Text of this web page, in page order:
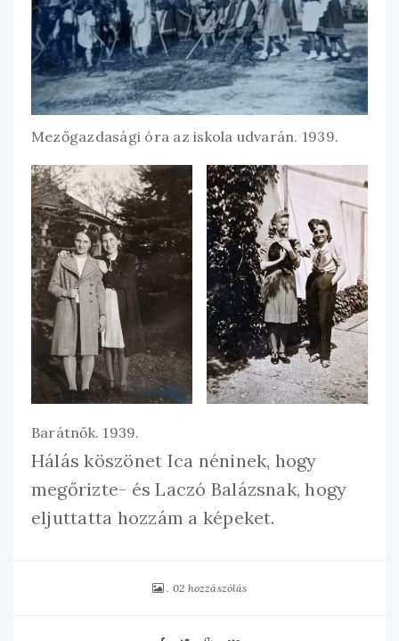
Mezőgazdasági óra az iskola udvarán. 1939.
Barátnők. 1939.
Hálás köszönet Ica néninek, hogy
megőrizte- és Laczó Balázsnak, hogy
eljuttatta hozzám a képeket.
02 hozzászólás